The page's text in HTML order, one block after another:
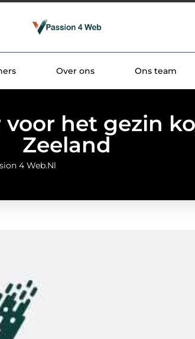
Over ons Ons team
voor het gezin
Zeeland
4 Web.nl